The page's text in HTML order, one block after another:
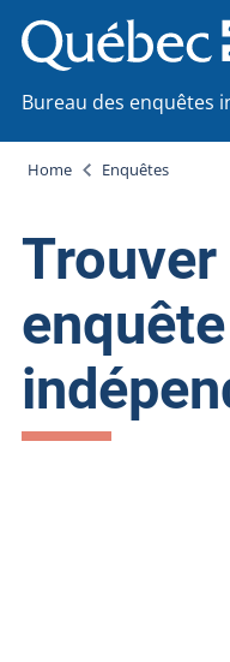
Bureau des enquêtes
Home Enquêtes
Trouver
enquête